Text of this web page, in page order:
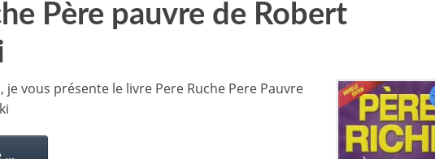
Père pauvre de Robert
je vous présente le livre Pere Ruche Pere Pauvre